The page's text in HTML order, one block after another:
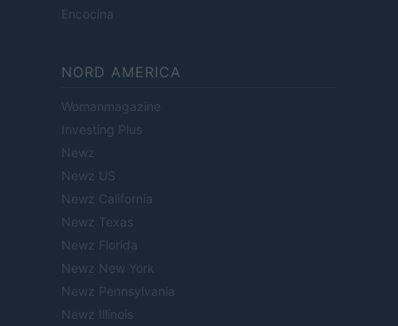
Encocina
NORD AMERICA
Womanmagazine
Investing Plus
Newz
Newz US
Newz California
Newz Texas
Newz Florida
Newz New York
Newz Pennsylvania
Newz Illinois